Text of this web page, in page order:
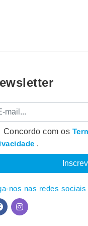
Concordo com os
.
nos nas redes sociais